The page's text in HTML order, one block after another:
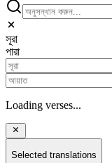
সূরা
পারা
Loading verses...
Selected translations